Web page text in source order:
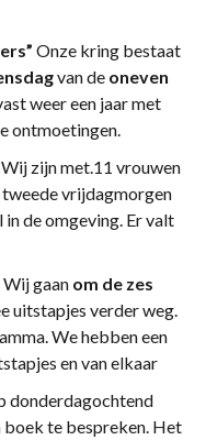
Onze kring bestaat
van de oneven
weer een jaar met
ontmoetingen.
Wij zijn met.11 vrouwen
tweede vrijdagmorgen
de omgeving. Er valt
Wij gaan om de zes
uitstapjes verder weg.
We hebben een
en van elkaar
donderdagochtend
boek te bespreken. Het